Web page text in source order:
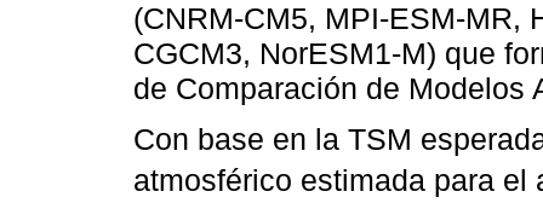
(CNRM-CM5, MPI-ESM-MR,
CGCM3, NorESM1-M) que
de Comparación de Modelos
Con base en la TSM
atmosférico estimada para el